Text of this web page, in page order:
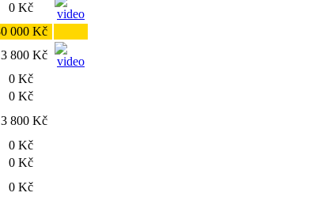
0 Kč
000 Kč
800 Kč
0 Kč
0 Kč
800 Kč
0 Kč
0 Kč
0 Kč